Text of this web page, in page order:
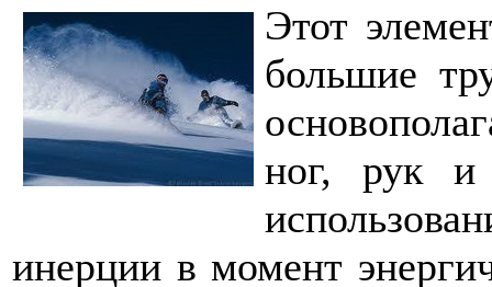
Этот
большие
ног, рук и
инерции в момент